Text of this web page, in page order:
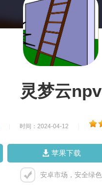
灵梦云npv
时间：2024-04-12
苹果下载
安卓市场，安全绿色